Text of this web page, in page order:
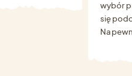
wybór
się
Na